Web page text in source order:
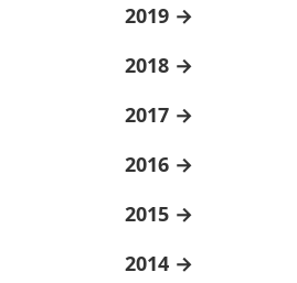
2019
2018
2017
2016
2015
2014